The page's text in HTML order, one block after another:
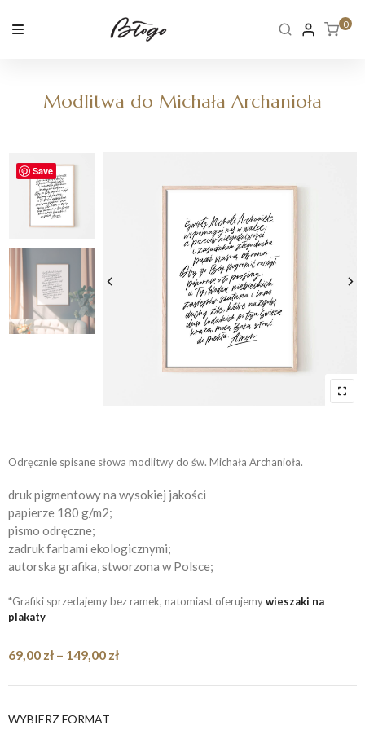
0
Modlitwa do Michała Archanioła
Save
Odręcznie spisane słowa modlitwy do św. Michała Archanioła.
druk pigmentowy na wysokiej jakości
papierze 180 g/m2;
pismo odręczne;
zadruk farbami ekologicznymi;
autorska grafika, stworzona w Polsce;
*Grafiki sprzedajemy bez ramek, natomiast oferujemywieszaki na
plakaty
69,00 zł – 149,00 złZakres
WYBIERZ FORMAT